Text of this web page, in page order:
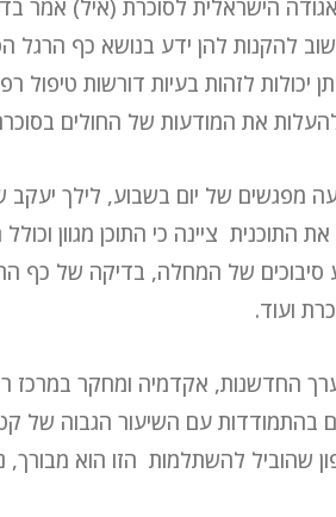
הישראלית לסוכרת (איל) אמר
להקנות להן ידע בנושא כף הרגל
יכולות לזהות בעיות דורשות טיפול
את המודעות של החולים
מפגשים של יום בשבוע, לילך יעקב
התוכנית ציינה כי התוכן מגוון
סיבוכים של המחלה, בדיקה של כף
ועוד.
החדשנות, אקדמיה ומחקר במרכז
בהתמודדות עם השיעור הגבוה של
שהוביל להשתלמות הזו הוא מבורך,